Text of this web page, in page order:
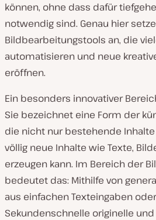
können, ohne dass dafür
notwendig sind. Genau hier
Bildbearbeitungstools an, die
automatisieren und neue
eröffnen.
Ein besonders innovativer
Sie bezeichnet eine Form der
die nicht nur bestehende
völlig neue Inhalte wie Texte,
erzeugen kann. Im Bereich der
bedeutet das: Mithilfe von
aus einfachen Texteingaben
Sekundenschnelle originelle